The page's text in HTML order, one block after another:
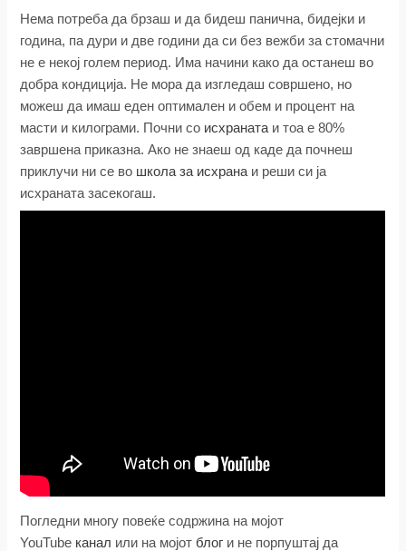
Нема потреба да брзаш и да бидеш панична, бидејки и
година, па дури и две години да си без вежби за стомачни
не е некој голем период. Има начини како да останеш во
добра кондиција. Не мора да изгледаш совршено, но
можеш да имаш еден оптимален и обем и процент на
масти и килограми. Почни со исхраната и тоа е 80%
завршена приказна. Ако не знаеш од каде да почнеш
приклучи ни се во школа за исхрана и реши си ја
исхраната засекогаш.
Погледни многу повеќе содржина на мојот
YouTube канал или на мојот блог и не порпуштај да